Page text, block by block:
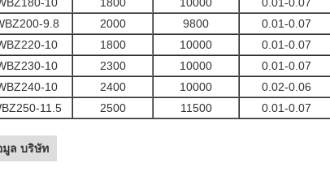
9.8
2000 9800 0.01-0.07
10
1800 10000 0.01-0.07
10
2300 10000 0.01-0.07
10
2400 10000 0.02-0.06
11.5
2500 11500 0.01-0.07
มูล บริษัท